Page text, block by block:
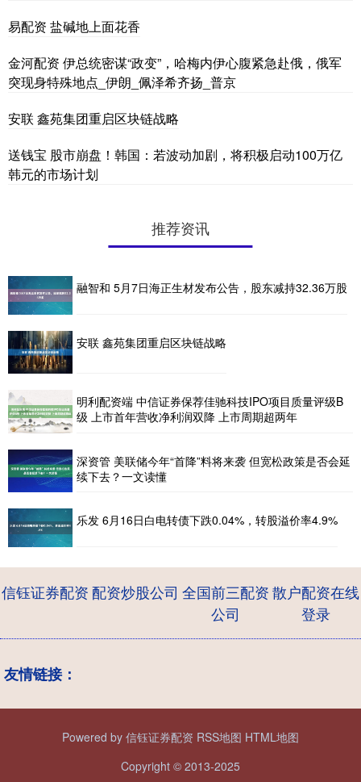
易配资 盐碱地上面花香
金河配资 伊总统密谋“政变”，哈梅内伊心腹紧急赴俄，俄军
突现身特殊地点_伊朗_佩泽希齐扬_普京
安联 鑫苑集团重启区块链战略
送钱宝 股市崩盘！韩国：若波动加剧，将积极启动100万亿
韩元的市场计划
推荐资讯
融智和 5月7日海正生材发布公告，股东减持32.36万股
安联 鑫苑集团重启区块链战略
明利配资端 中信证券保荐佳驰科技IPO项目质量评级B
级 上市首年营收净利润双降 上市周期超两年
深资管 美联储今年“首降”料将来袭 但宽松政策是否会延
续下去？一文读懂
乐发 6月16日白电转债下跌0.04%，转股溢价率4.9%
信钰证券配资配资炒股公司 全国前三配资
公司
散户配资在线
登录
友情链接：
Powered by 信钰证券配资 RSS地图 HTML地图
Copyright © 2013-2025